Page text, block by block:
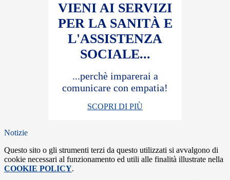
VIENI AI SERVIZI
PER LA SANITÀ E
L'ASSISTENZA
SOCIALE...
...perchè imparerai a
comunicare con empatia!
SCOPRI DI PIÙ
Notizie
Questo sito o gli strumenti terzi da questo utilizzati si avvalgono di
cookie necessari al funzionamento ed utili alle finalità illustrate nella
COOKIE POLICY.